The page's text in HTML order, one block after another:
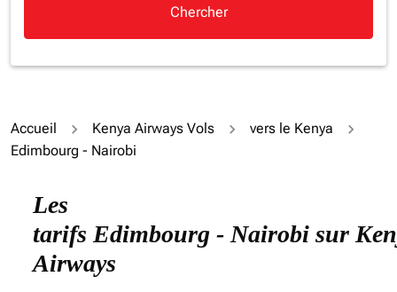
Chercher
Accueil Kenya Airways Vols
vers le Kenya
Edimbourg - Nairobi
Les
tarifs Edimbourg - Nairobi sur
Airways
Essayez un autre mois ou modifiez les jours ci-